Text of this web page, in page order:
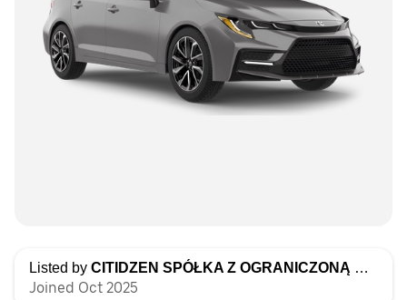
Listed by CITIDZEN SPÓŁKA Z OGRANICZONĄ ODPOWIEDZIALNOŚCIĄ
Joined Oct 2025